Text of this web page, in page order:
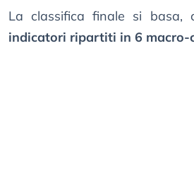
La classifica finale si basa,
indicatori ripartiti in 6 macro-